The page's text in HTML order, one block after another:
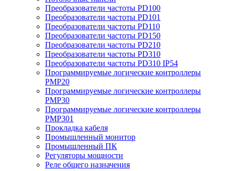
Преобразователи частоты PD100
Преобразователи частоты PD101
Преобразователи частоты PD110
Преобразователи частоты PD150
Преобразователи частоты PD210
Преобразователи частоты PD310
Преобразователи частоты PD310 IP54
Программируемые логические контроллеры
PMP20
Программируемые логические контроллеры
PMP30
Программируемые логические контроллеры
PMP301
Прокладка кабеля
Промышленный монитор
Промышленный ПК
Регуляторы мощности
Реле общего назначения